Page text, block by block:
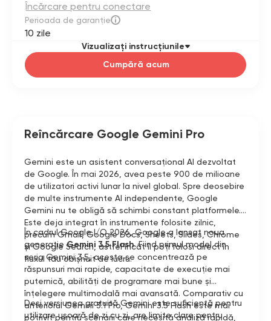
Încărcare pentru conectare
Perioada de garanție
10 zile
Cumpără acum
Vizualizați instrucțiunile
Reîncărcare Google Gemini Pro
Gemini este un asistent conversațional AI dezvoltat
de Google. În mai 2026, avea peste 900 de milioane
de utilizatori activi lunar la nivel global. Spre deosebire
de multe instrumente AI independente, Google
Gemini nu te obligă să schimbi constant platformele.
Este deja integrat în instrumente folosite zilnic,
precum Gmail, Google Docs, Sheets, Slides, Chrome
și Google Search, astfel încât îl poți folosi direct în
fluxul tău obișnuit de lucru.
În cadrul Google I/O 2026, Google a lansat noua
generațieGemini 3.5 Flash. Fiind primul model din
seria Gemini 3.5, acesta se concentrează pe
răspunsuri mai rapide, capacitate de execuție mai
puternică, abilități de programare mai bune și
înțelegere multimodală mai avansată. Comparativ cu
anteriorul Gemini 3.1 Pro, Gemini 3.5 Flash este mai
potrivit pentru scenarii care necesită analiză rapidă,
Deși versiunea gratuită Gemini este suficientă pentru
utilizare ușoară de zi cu zi, are limite clare pentru